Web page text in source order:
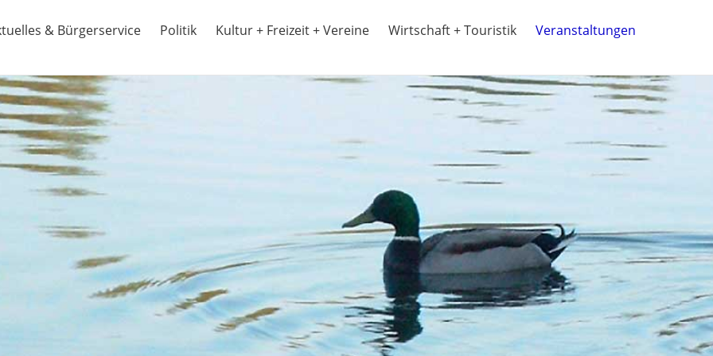
& Bürgerservice Politik Kultur + Freizeit + Vereine Wirtschaft + Touristik Veranstaltungen